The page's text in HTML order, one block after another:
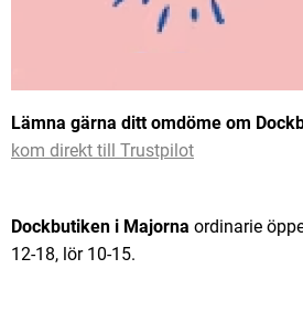
Lämna gärna ditt omdöme om
kom direkt till Trustpilot
Dockbutiken i Majorna ordinarie
12-18, lör 10-15.